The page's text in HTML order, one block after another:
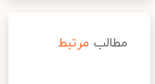
مطالب مرتبط